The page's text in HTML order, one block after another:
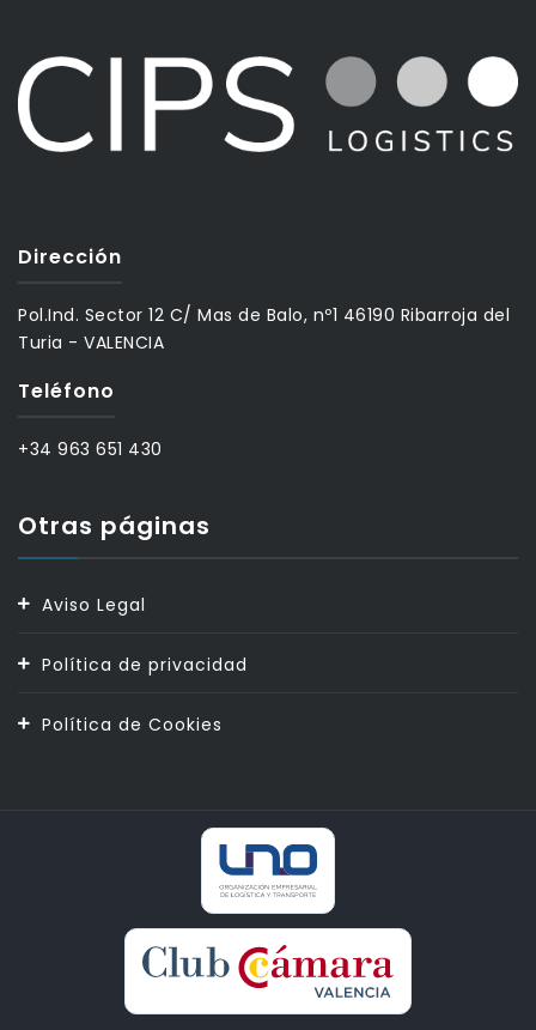
Dirección
Pol.Ind. Sector 12 C/ Mas de Balo, nº1 46190 Ribarroja del
Turia - VALENCIA
Teléfono
+34 963 651 430
Otras páginas
Aviso Legal
Política de privacidad
Política de Cookies